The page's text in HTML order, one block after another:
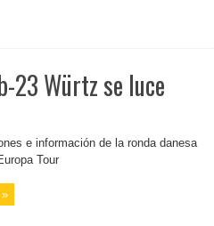
23 Würtz se luce
e información de la ronda danesa
Tour